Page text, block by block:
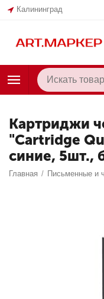
Калининград
Картриджи
"Cartridge
синие, 5шт.,
Главная / Письменные и